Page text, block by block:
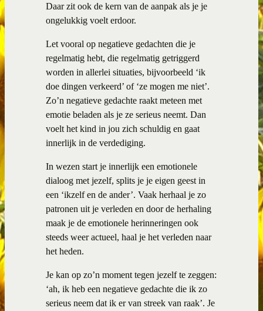
Daar zit ook de kern van de aanpak als je je
ongelukkig voelt erdoor.
Let vooral op negatieve gedachten die je
regelmatig hebt, die regelmatig getriggerd
worden in allerlei situaties, bijvoorbeeld ‘ik
doe dingen verkeerd’ of ‘ze mogen me niet’.
Zo’n negatieve gedachte raakt meteen met
emotie beladen als je ze serieus neemt. Dan
voelt het kind in jou zich schuldig en gaat
innerlijk in de verdediging.
In wezen start je innerlijk een emotionele
dialoog met jezelf, splits je je eigen geest in
een ‘ikzelf en de ander’. Vaak herhaal je zo
patronen uit je verleden en door de herhaling
maak je de emotionele herinneringen ook
steeds weer actueel, haal je het verleden naar
het heden.
Je kan op zo’n moment tegen jezelf te zeggen:
‘ah, ik heb een negatieve gedachte die ik zo
serieus neem dat ik er van streek van raak’. Je